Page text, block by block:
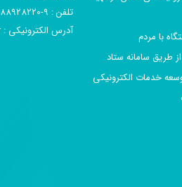
با مردم
طریق سامانه ستاد
خدمات الکترونیکی
تلفن :‌ 9-88928220
آدرس الکترونیکی :‌ info[at]niordc.ir